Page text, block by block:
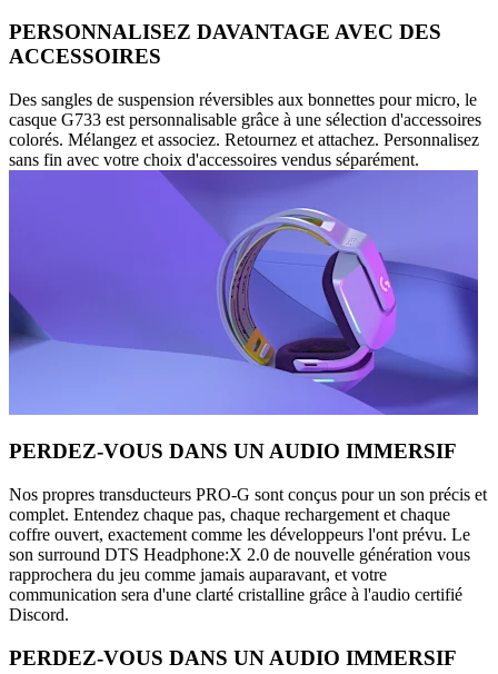
PERSONNALISEZ DAVANTAGE AVEC DES
ACCESSOIRES
Des sangles de suspension réversibles aux bonnettes pour micro, le
casque G733 est personnalisable grâce à une sélection d'accessoires
colorés. Mélangez et associez. Retournez et attachez. Personnalisez
sans fin avec votre choix d'accessoires vendus séparément.
PERDEZ-VOUS DANS UN AUDIO IMMERSIF
Nos propres transducteurs PRO-G sont conçus pour un son précis et
complet. Entendez chaque pas, chaque rechargement et chaque
coffre ouvert, exactement comme les développeurs l'ont prévu. Le
son surround DTS Headphone:X 2.0 de nouvelle génération vous
rapprochera du jeu comme jamais auparavant, et votre
communication sera d'une clarté cristalline grâce à l'audio certifié
Discord.
PERDEZ-VOUS DANS UN AUDIO IMMERSIF